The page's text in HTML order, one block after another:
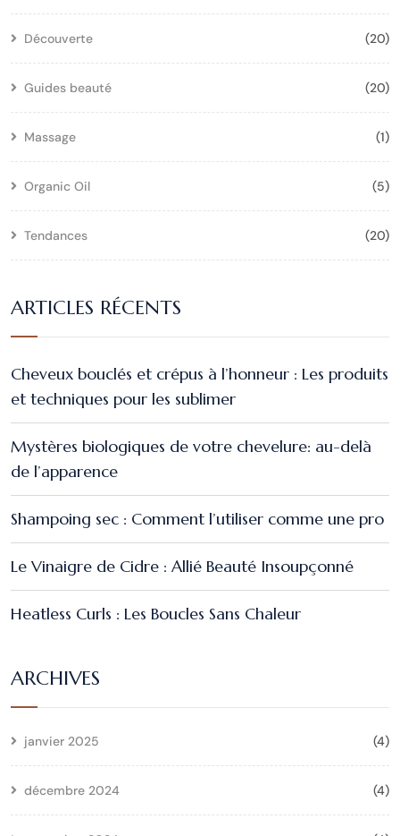
Découverte (20)
Guides beauté (20)
Massage (1)
Organic Oil (5)
Tendances (20)
ARTICLES RÉCENTS
Cheveux bouclés et crépus à l’honneur : Les produits
et techniques pour les sublimer
Mystères biologiques de votre chevelure: au-delà
de l’apparence
Shampoing sec : Comment l’utiliser comme une pro
Le Vinaigre de Cidre : Allié Beauté Insoupçonné
Heatless Curls : Les Boucles Sans Chaleur
ARCHIVES
janvier 2025 (4)
décembre 2024 (4)